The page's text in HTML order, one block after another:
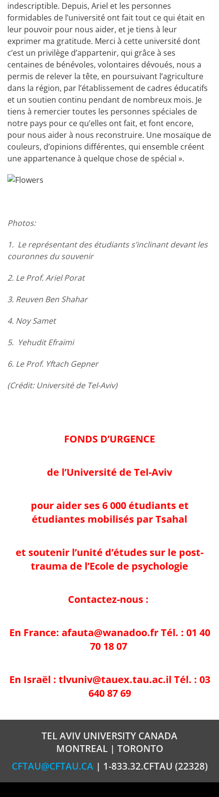
indescriptible. Depuis, Ariel et les personnes
formidables de l’université ont fait tout ce qui était en
leur pouvoir pour nous aider, et je tiens à leur
exprimer ma gratitude. Merci à cette université dont
c’est un privilège d’appartenir, qui grâce à ses
centaines de bénévoles, volontaires dévoués, nous a
permis de relever la tête, en poursuivant l’agriculture
dans la région, par l’établissement de cadres éducatifs
et un soutien continu pendant de nombreux mois. Je
tiens à remercier toutes les personnes spéciales de
notre pays pour ce qu’elles ont fait, et font encore,
pour nous aider à nous reconstruire. Une mosaïque de
couleurs, d’opinions différentes, qui ensemble créent
une appartenance à quelque chose de spécial ».
Photos:
1. Le représentant des étudiants s’inclinant devant les
couronnes du souvenir
2. Le Prof. Ariel Porat
3. Reuven Ben Shahar
4. Noy Samet
5. Yehudit Efraïmi
6. Le Prof. Yftach Gepner
(Crédit: Université de Tel-Aviv)
FONDS D’URGENCE
de l’Université de Tel-Aviv
pour aider ses 6 000 étudiants et
étudiantes mobilisés par Tsahal
et soutenir l’unité d’études sur le post-
trauma de l’Ecole de psychologie
Contactez-nous :
En France: afauta@wanadoo.frTél. : 01 40
70 18 07
En Israël : tlvuniv@tauex.tau.ac.il Tél. : 03
640 87 69
TEL AVIV UNIVERSITY CANADA
MONTREAL | TORONTO
CFTAU@CFTAU.CA | 1-833.32.CFTAU (22328)